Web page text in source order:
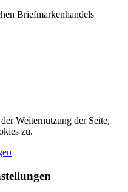
Briefmarkenhandels
Weiternutzung der Seite,
zu.